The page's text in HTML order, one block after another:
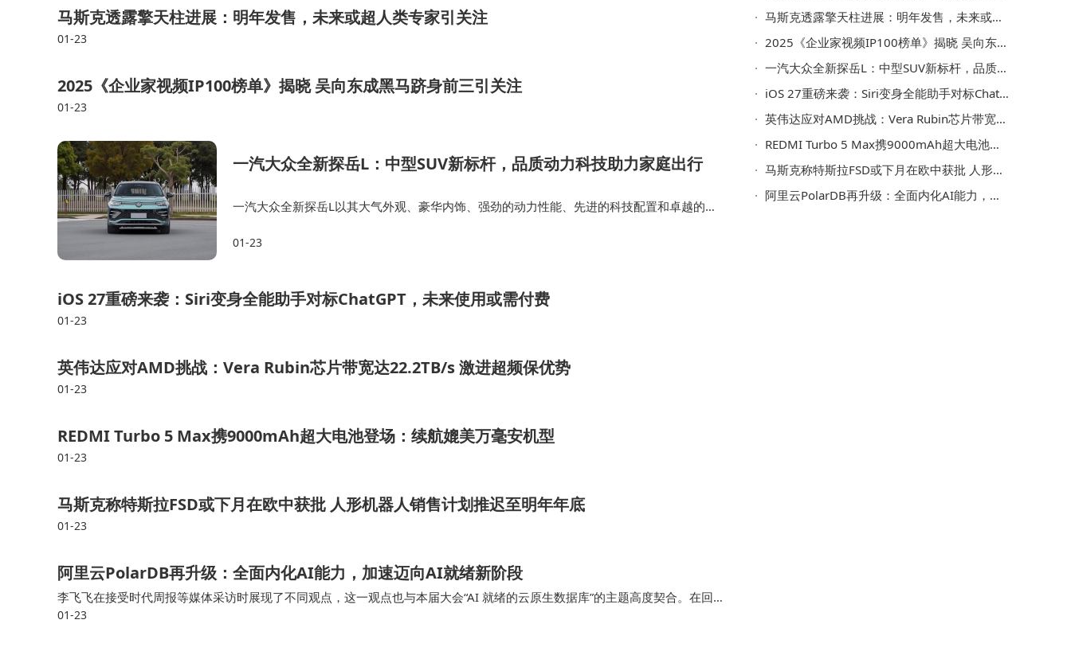
马斯克透露擎天柱进展：明年发售，未来或超人类专家引关注
01-23
2025《企业家视频IP100榜单》揭晓 吴向东成黑马跻身前三引关注
01-23
一汽大众全新探岳L：中型SUV新标杆，品质动力科技助力家庭出行
一汽大众全新探岳L以其大气外观、豪华内饰、强劲的动力性能、先进的科技配置和卓越的安
力性能，还是丰富的科技配置和卓越的安全性能…
01-23
iOS 27重磅来袭：Siri变身全能助手对标ChatGPT，未来使用或需付费
01-23
英伟达应对AMD挑战：Vera Rubin芯片带宽达22.2TB/s 激进超频保优势
01-23
REDMI Turbo 5 Max携9000mAh超大电池登场：续航媲美万毫安机型
01-23
马斯克称特斯拉FSD或下月在欧中获批 人形机器人销售计划推迟至明年年底
01-23
阿里云PolarDB再升级：全面内化AI能力，加速迈向AI就绪新阶段
李飞飞在接受时代周报等媒体采访时展现了不同观点，这一观点也与本届大会“AI 就绪的云原生数据库”的主题高度契合。在回
答时代周报等媒体记者提问时，阿里云数据库产品事业部、产品管理与技术架构部负责人王远提出了一个…
01-23
马斯克透露擎天柱进展：明年发售，未来或超人类专家引关注
2025《企业家视频IP100榜单》揭晓 吴向东成黑马跻身前三引关注
一汽大众全新探岳L：中型SUV新标杆，品质动力科技助力家庭出行
iOS 27重磅来袭：Siri变身全能助手对标ChatGPT，未来使用或需付费
英伟达应对AMD挑战：Vera Rubin芯片带宽达22.2TB/s 激进超频保优势
REDMI Turbo 5 Max携9000mAh超大电池登场：续航媲美万毫安机型
马斯克称特斯拉FSD或下月在欧中获批 人形机器人销售计划推迟至明年年底
阿里云PolarDB再升级：全面内化AI能力，加速迈向AI就绪新阶段